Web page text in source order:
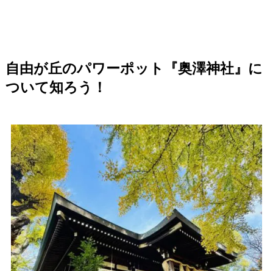
自由が丘のパワーポット『 奥澤神社』に
ついて知ろう！